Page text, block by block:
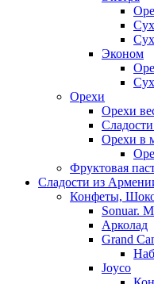
Эконом
Орехи
Орехи
Орехи в
Фруктовая
Сладости из
Конфеты,
Sonuar.
Арколад
Grand
Joyco